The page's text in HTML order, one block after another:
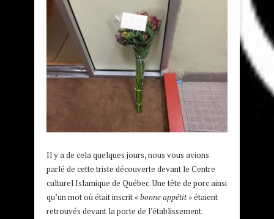
Il y a de cela quelques jours, nous vous avions
parlé de cette triste découverte devant le Centre
culturel Islamique de Québec. Une tête de porc ainsi
qu’un mot où était inscrit «bonne appétit »étaient
retrouvés devant la porte de l’établissement.